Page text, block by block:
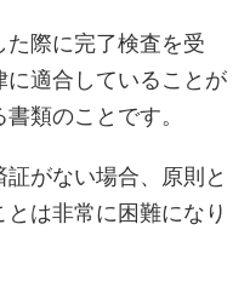
際に完了検査を受
適合していることが
類のことです。
がない場合、原則と
は非常に困難になり